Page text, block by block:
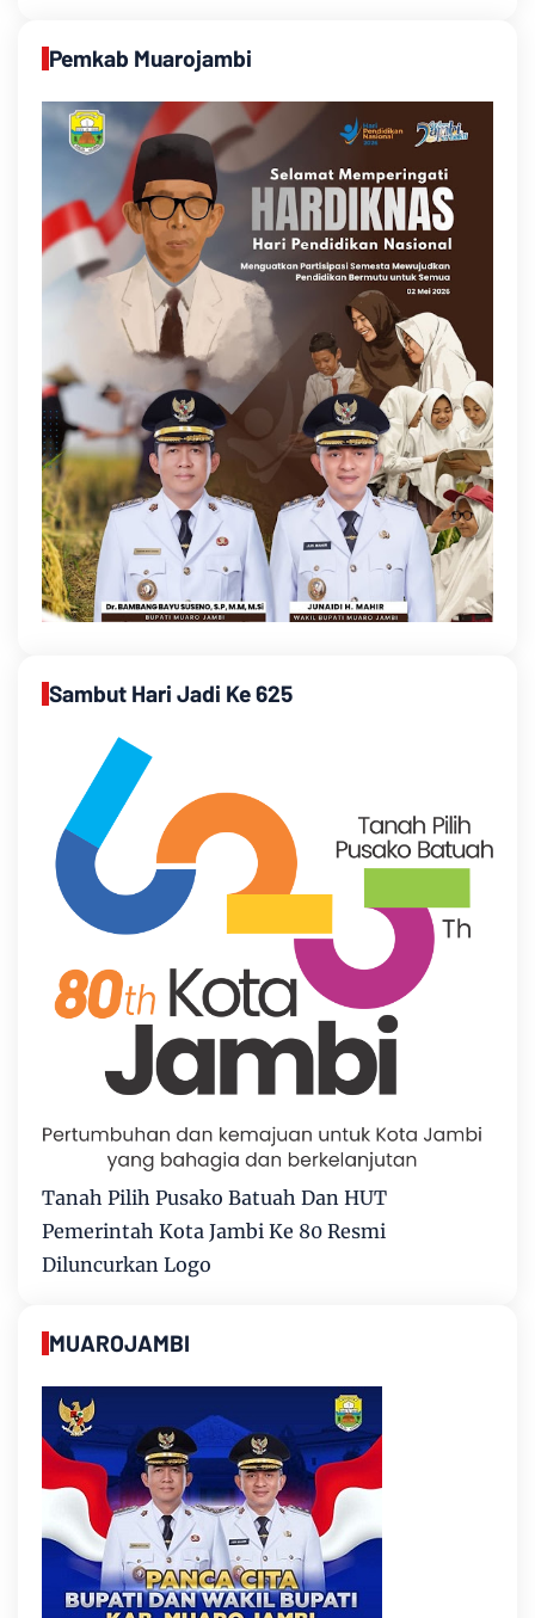
Pemkab Muarojambi
Sambut Hari Jadi Ke 625
Tanah Pilih Pusako Batuah Dan HUT
Pemerintah Kota Jambi Ke 80 Resmi
Diluncurkan Logo
MUAROJAMBI